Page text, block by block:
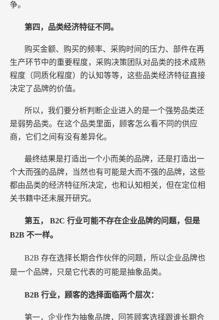
争。
第四，品类经济特征不同。
购买金额、购买的频率、采购时间的压力、部件在再
生产环节中的重要程度，采购决策团队对品类的技术成熟
程度（同质化程度）的认知等等，这些品类经济特征直接
决定了品牌的价值。
所以，我们要分析判断企业进入的是一个强势品类还
是弱势品类。在这个品类里面，顾客怎么看不同的供应
商，它们之间有没有差异化。
最终结果是打造出一个小而美的品牌，还是打造出一
个大而强的品牌，当然也有可能是大而不强的品牌，这些
都由品类的经济特征所决定，也和认知相关，但在定位相
关书籍中还未展开研究。
第五，B2C行业可能不存在企业品牌的问题，但是
B2B 不一样。
B2B存在选择长期合作伙伴的问题，所以企业品牌也
是一个品牌，只是它代表的可能是抽象品类。
B2B行业，顾客的选择面临两个层次：
第一，企业作为抽象品牌，回答顾客选择跟谁长期合